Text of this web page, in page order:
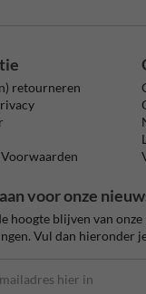
retourneren
voor onze
hoogte blijven van
Vul dan hieronder